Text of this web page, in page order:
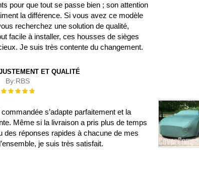
pour que tout se passe bien ; son attention
la différence. Si vous avez ce modèle
recherchez une solution de qualité,
facile à installer, ces housses de sièges
Je suis très contente du changement.
ET QUALITÉ
By:RBS
Évaluation :
commandée s’adapte parfaitement et la
Même si la livraison a pris plus de temps
des réponses rapides à chacune de mes
je suis très satisfait.